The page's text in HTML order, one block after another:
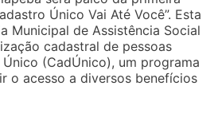
Único Vai Até Você”. Esta
Municipal de Assistência Social
cadastral de pessoas
(CadÚnico), um programa
o acesso a diversos benefícios